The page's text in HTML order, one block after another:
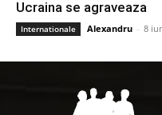
Ucraina se agraveaza
Internationale Alexandru - 8